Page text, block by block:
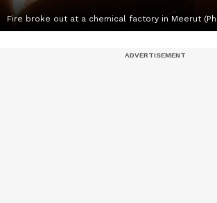
Fire broke out at a chemical factory in Meerut